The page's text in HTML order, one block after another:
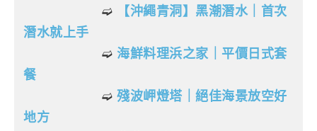
➫
【沖繩青洞】黑潮潛水｜首次
潛水就上手
➫ 海鮮料理浜之家｜平價日式套
餐
➫ 殘波岬燈塔｜絕佳海景放空好
地方